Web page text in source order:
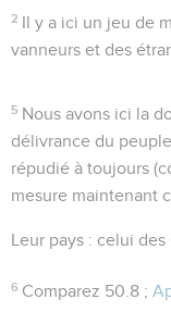
2 Il y a ici un jeu de
vanneurs et des
5 Nous avons ici la
délivrance du
répudié à toujours
mesure maintenant
Leur pays : celui des
6 Comparez 50.8 ;